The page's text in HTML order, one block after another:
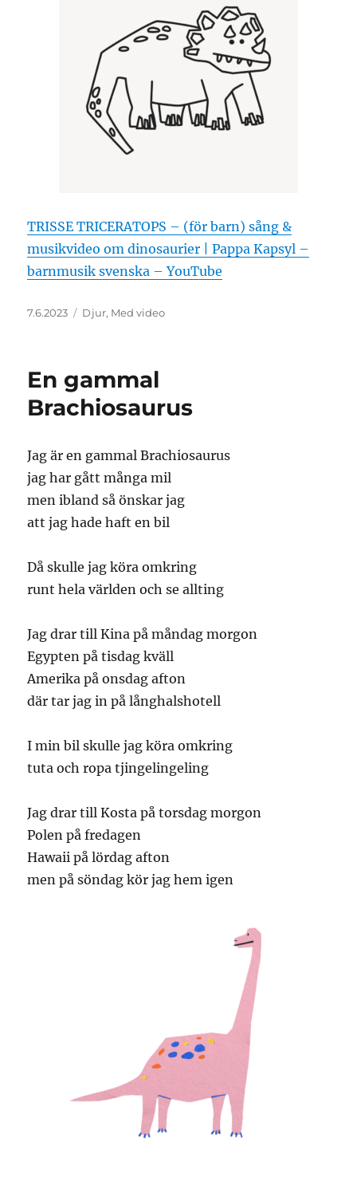
TRISSE TRICERATOPS – (för barn) sång &
musikvideo om dinosaurier | Pappa Kapsyl –
barnmusik svenska – YouTube
Posted
7.6.2023 Categories
Djur, Med video
En gammal
Brachiosaurus
Jag är en gammal Brachiosaurus
jag har gått många mil
men ibland så önskar jag
att jag hade haft en bil
Då skulle jag köra omkring
runt hela världen och se allting
Jag drar till Kina på måndag morgon
Egypten på tisdag kväll
Amerika på onsdag afton
där tar jag in på långhalshotell
I min bil skulle jag köra omkring
tuta och ropa tjingelingeling
Jag drar till Kosta på torsdag morgon
Polen på fredagen
Hawaii på lördag afton
men på söndag kör jag hem igen